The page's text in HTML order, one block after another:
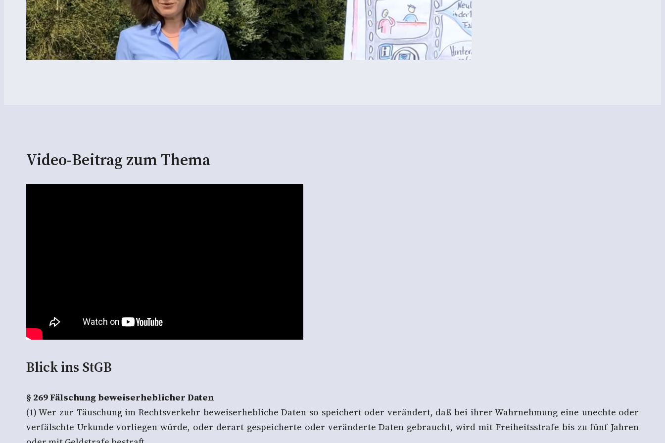
Video-Beitrag zum Thema
Blick ins StGB
§ 269 Fälschung beweiserheblicher Daten
(1) Wer zur Täuschung im Rechtsverkehr beweiserhebliche Daten so speichert oder verändert, daß bei ihrer Wahrnehmung eine unechte oder
verfälschte Urkunde vorliegen würde, oder derart gespeicherte oder veränderte Daten gebraucht, wird mit Freiheitsstrafe bis zu fünf Jahren